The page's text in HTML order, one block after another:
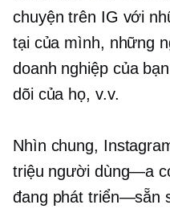
chuyện trên IG với
tại của mình, những
doanh nghiệp của
dõi của họ, v.v.
Nhìn chung,
triệu người dùng—a
đang phát triển—sẵn